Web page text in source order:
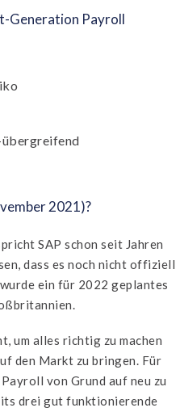
Generation Payroll
2021)?
SAP schon seit Jahren
dass es noch nicht offiziell
ein für 2022 geplantes
um alles richtig zu machen
den Markt zu bringen. Für
von Grund auf neu zu
drei gut funktionierende